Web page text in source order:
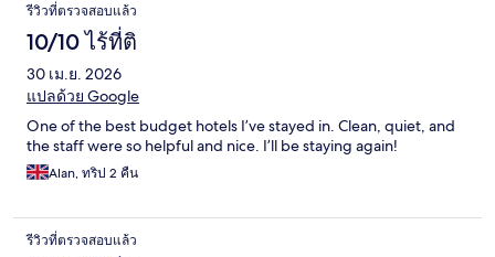
รีวิวที่ตรวจสอบแล้ว
10/10 ไร้ที่ติ
30 เม.ย. 2026
แปลด้วย Google
One of the best budget hotels I’ve stayed in. Clean, quiet, and
the staff were so helpful and nice. I’ll be staying again!
Alan, ทริป 2 คืน
รีวิวที่ตรวจสอบแล้ว